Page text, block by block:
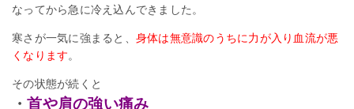
なってから急に冷え込んできました。
寒さが一気に強まると、 身体は無意識のうちに力が入り血流が悪
くなります。
その状態が続くと
・首や肩の強い痛み